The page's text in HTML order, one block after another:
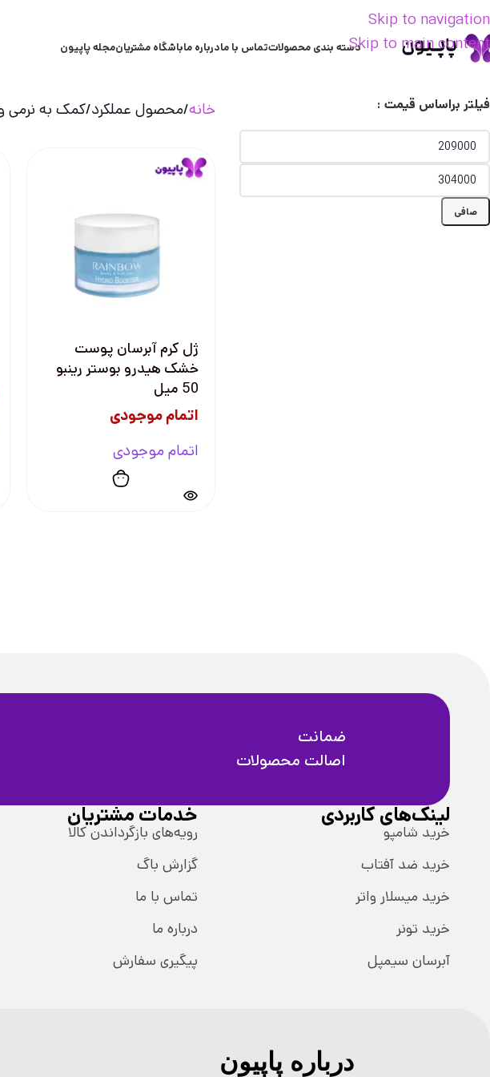
Skip to navigation
Skip to main contentدسته بندی محصولاتتماس با مادرباره ماباشگاه مشتریانمجله پاپیون
فیلتر براساس قیمت :
صافی
خانه محصول عملکرد کمک به
ژل کرم آبرسان پوست
خشک هیدرو بوستر رینبو
50 میل
اتمام موجودی
اتمام موجودی
ضمانت
اصالت محصولات
لینک‌های کاربردی
خرید شامپو
خرید ضد آفتاب
خرید میسلار واتر
خرید تونر
آبرسان سیمپل
خدمات مشتریان
رویه‌های بازگرداندن کالا
گزارش باگ
تماس با ما
درباره ما
پیگیری سفارش
درباره پاپیون